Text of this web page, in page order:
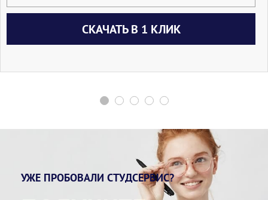
СКАЧАТЬ В 1 КЛИК
УЖЕ ПРОБОВАЛИ СТУДСЕРВИС?